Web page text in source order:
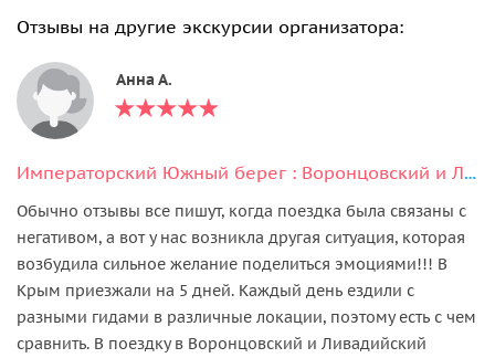
Отзывы на другие экскурсии организатора:
Анна А.
Императорский Южный берег : Воронцовский и Ливадийский дворцы, Ялта
Обычно отзывы все пишут, когда поездка была связаны с
негативом, а вот у нас возникла другая ситуация, которая
возбудила сильное желание поделиться эмоциями!!! В
Крым приезжали на 5 дней. Каждый день ездили с
разными гидами в различные локации, поэтому есть с чем
сравнить. В поездку в Воронцовский и Ливадийский